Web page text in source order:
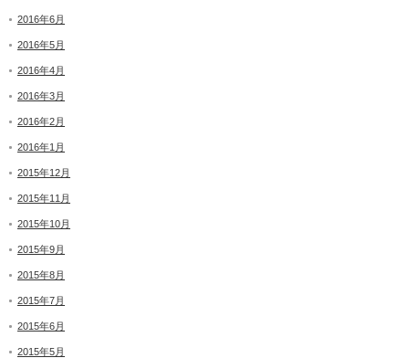
2016年6月
2016年5月
2016年4月
2016年3月
2016年2月
2016年1月
2015年12月
2015年11月
2015年10月
2015年9月
2015年8月
2015年7月
2015年6月
2015年5月